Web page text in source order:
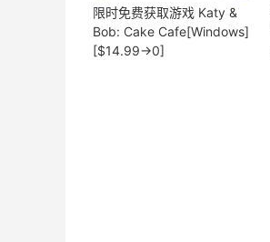
限时免费获取游戏 Katy &
Bob: Cake Cafe[Windows]
[$14.99→0]